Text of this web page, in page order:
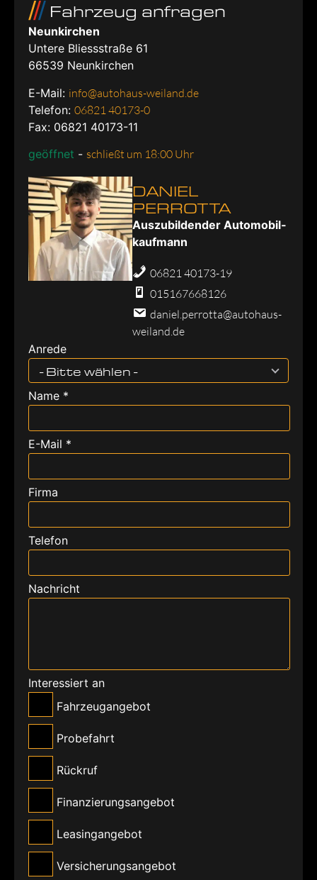
Fahrzeug anfragen
Neunkirchen
Untere Bliessstraße 61
66539 Neunkirchen
E-Mail: info@autohaus-weiland.de
Telefon: 06821 40173-0
Fax: 06821 40173-11
geöffnet - schließt um 18:00 Uhr
DANIEL
PERROTTA
Aus­zu­bil­den­der Au­to­mo­bil­
kauf­mann
06821 40173-19
015167668126
daniel.perrotta@autohaus-
weiland.de
Anrede
- Bitte wählen -
Name *
E-Mail *
Firma
Telefon
Nachricht
Interessiert an
Fahrzeugangebot
Probefahrt
Rückruf
Finanzierungsangebot
Leasingangebot
Versicherungsangebot